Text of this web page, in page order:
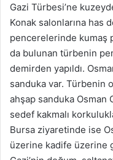
Gazi Türbesi’ne
Konak salonlarına has
pencerelerinde kumaş
da bulunan türbenin
demirden yapıldı.
sanduka var. Türbenin
ahşap sanduka Osman
sedef kakmalı
Bursa ziyaretinde ise
üzerine kadife üzerine